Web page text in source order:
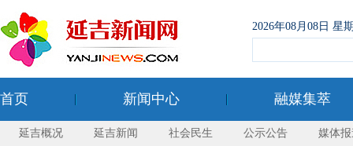
2026年08月08日 星
首页 新闻中心 融媒集萃
延吉概况 延吉新闻 社会民生 公示公告 媒体